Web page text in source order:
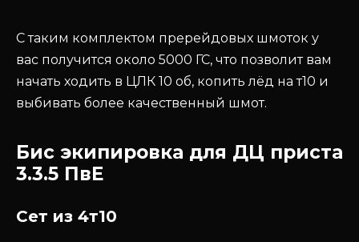
С таким комплектом пререйдовых шмоток у
вас получится около 5000 ГС, что позволит вам
начать ходить в ЦЛК 10 об, копить лёд на т10 и
выбивать более качественный шмот.
Бис экипировка для ДЦ приста
3.3.5 ПвЕ
Сет из 4т10